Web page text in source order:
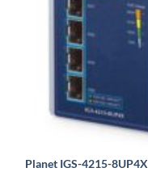
Planet IGS-4215-8UP4X